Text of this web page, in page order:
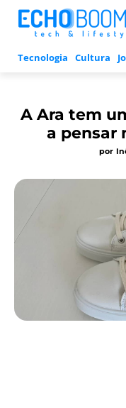
Tecnologia Cultura
A Ara tem
a pensar
por